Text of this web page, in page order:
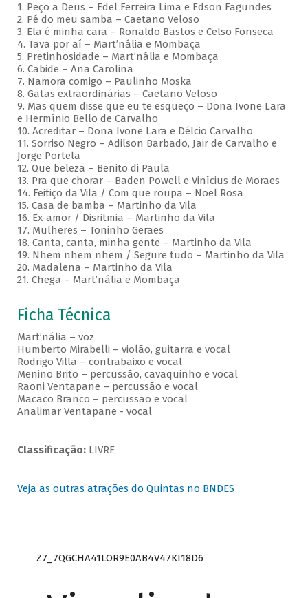
1. Peço a Deus – Edel Ferreira Lima e Edson Fagundes
2. Pé do meu samba – Caetano Veloso
3. Ela é minha cara – Ronaldo Bastos e Celso Fonseca
4. Tava por aí – Mart’nália e Mombaça
5. Pretinhosidade – Mart’nália e Mombaça
6. Cabide – Ana Carolina
7. Namora comigo – Paulinho Moska
8. Gatas extraordinárias – Caetano Veloso
9. Mas quem disse que eu te esqueço – Dona Ivone Lara
e Hermínio Bello de Carvalho
10. Acreditar – Dona Ivone Lara e Délcio Carvalho
11. Sorriso Negro – Adilson Barbado, Jair de Carvalho e
Jorge Portela
12. Que beleza – Benito di Paula
13. Pra que chorar – Baden Powell e Vinícius de Moraes
14. Feitiço da Vila / Com que roupa – Noel Rosa
15. Casa de bamba – Martinho da Vila
16. Ex-amor / Disritmia – Martinho da Vila
17. Mulheres – Toninho Geraes
18. Canta, canta, minha gente – Martinho da Vila
19. Nhem nhem nhem / Segure tudo – Martinho da Vila
20. Madalena – Martinho da Vila
21. Chega – Mart’nália e Mombaça
Ficha Técnica
Mart’nália – voz
Humberto Mirabelli – violão, guitarra e vocal
Rodrigo Villa – contrabaixo e vocal
Menino Brito – percussão, cavaquinho e vocal
Raoni Ventapane – percussão e vocal
Macaco Branco – percussão e vocal
Analimar Ventapane - vocal
Classificação: LIVRE
Veja as outras atrações do Quintas no BNDES
Z7_7QGCHA41LOR9E0AB4V47KI18D6